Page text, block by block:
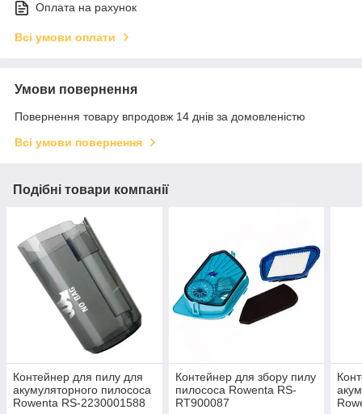
Оплата на рахунок
Всі умови оплати
Умови повернення
Повернення товару впродовж 14 днів за домовленістю
Всі умови повернення
Подібні товари компанії
Контейнер для пилу для
акумуляторного пилососа
Rowenta RS-2230001588
Контейнер для збору пилу
пилососа Rowenta RS-
RT900087